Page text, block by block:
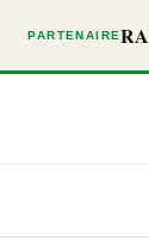
PARTENAIRE